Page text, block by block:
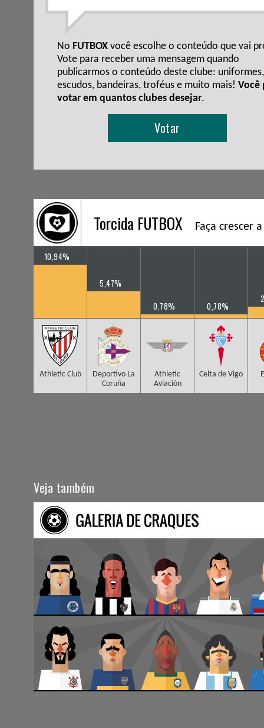
No FUTBOX você escolhe o conteúdo que vai
Vote para receber uma mensagem quando
publicarmos o conteúdo deste clube: uniformes,
escudos, bandeiras, troféus e muito mais! Você
votar em quantos clubes desejar.
Votar
Torcida FUTBOX Faça crescer
10,94%
Athletic Club
5,47%
Deportivo La
Coruña
0,78%
Athletic
Aviación
0,78%
Celta de Vigo
Veja também